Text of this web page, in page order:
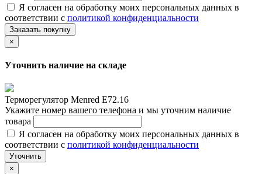
Я согласен на обработку моих персональных данных в
соответствии с политикой конфиденциальности
Заказать покупку
×
Уточнить наличие на складе
Терморегулятор Menred E72.16
Укажите номер вашего телефона и мы уточним наличие
товара
Я согласен на обработку моих персональных данных в
соответствии с политикой конфиденциальности
Уточнить
×